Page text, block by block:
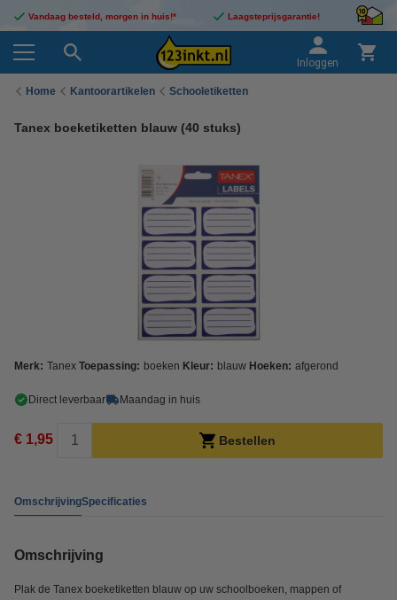
Vandaag besteld, morgen in huis!* Laagsteprijsgarantie!
Inloggen
Home Kantoorartikelen Schooletiketten
Tanex boeketiketten blauw (40 stuks)
Merk: Tanex Toepassing: boeken Kleur: blauw Hoeken: afgerond
Direct leverbaar Maandag in huis
€ 1,95 Bestellen
OmschrijvingSpecificaties
Omschrijving
Plak de Tanex boeketiketten blauw op uw schoolboeken, mappen of